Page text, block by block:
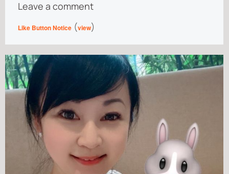
Leave a comment
Like Button Notice (view)